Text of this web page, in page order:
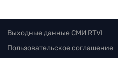
Выходные данные СМИ RTVI
Пользовательское соглашение